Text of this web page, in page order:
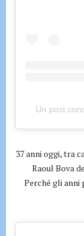
Un post
37 anni oggi, tra
Raoul Bova
Perché gli anni